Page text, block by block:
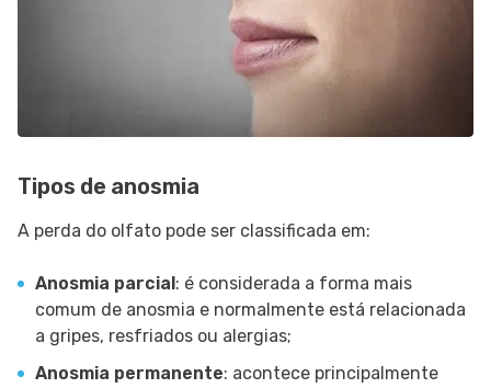
Tipos de anosmia
A perda do olfato pode ser classificada em:
Anosmia parcial : é considerada a forma mais
comum de anosmia e normalmente está relacionada
a gripes, resfriados ou alergias;
Anosmia permanente: acontece principalmente